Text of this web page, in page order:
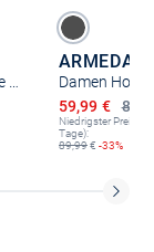
Ermäßigter
59,99 €
Niedrigster Preis
Tage):
89,99€ -33%